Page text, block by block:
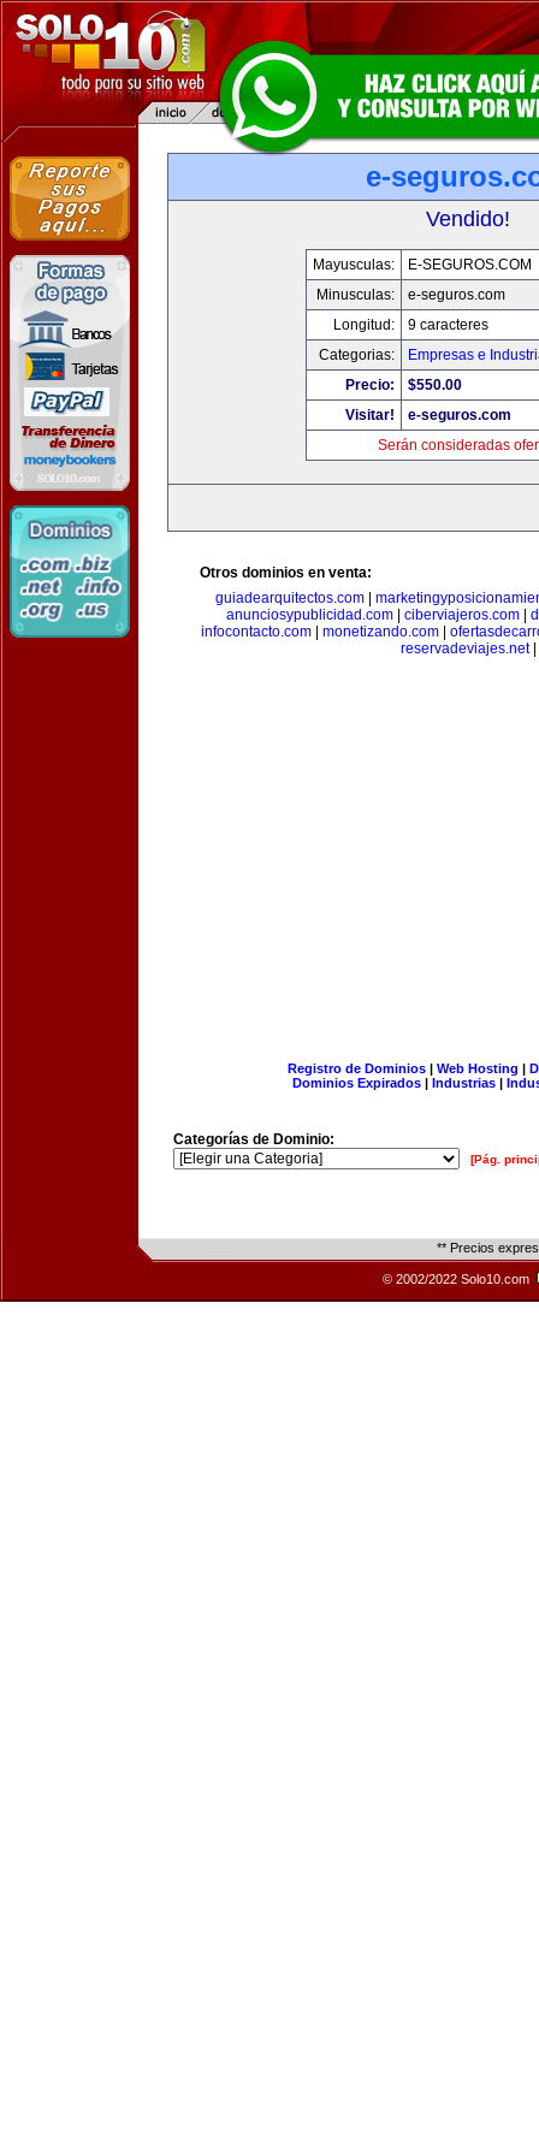
e-
Vendido!
Mayusculas:
E-SEGUROS.COM
Minusculas:
e-seguros.com
Longitud:
9 caracteres
Categorias:
Empresas e
Precio:
$550.00
Visitar!
e-seguros.com
Serán consideradas
Otros dominios en venta:
guiadearquitectos.com
anunciosypublicidad.com| ciberviajeros.com|
infocontacto.com
monetizando.com
reservadeviajes.net|
Registro de Dominios| Web Hosting |
Dominios Expirados | Industrias |
Categorías de Dominio:
[Pág.
** Precios
© 2002/2022 Solo10.com